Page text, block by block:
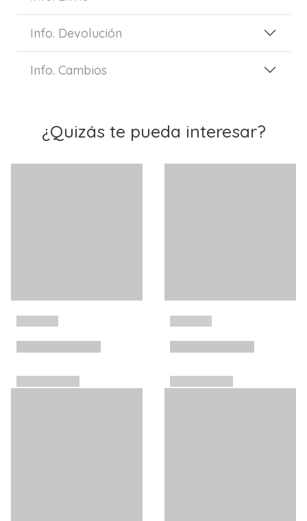
Info. Devolución
Info. Cambios
¿Quizás te pueda interesar?